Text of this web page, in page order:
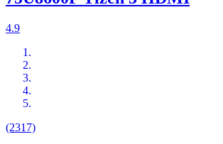
4.9
(2317)